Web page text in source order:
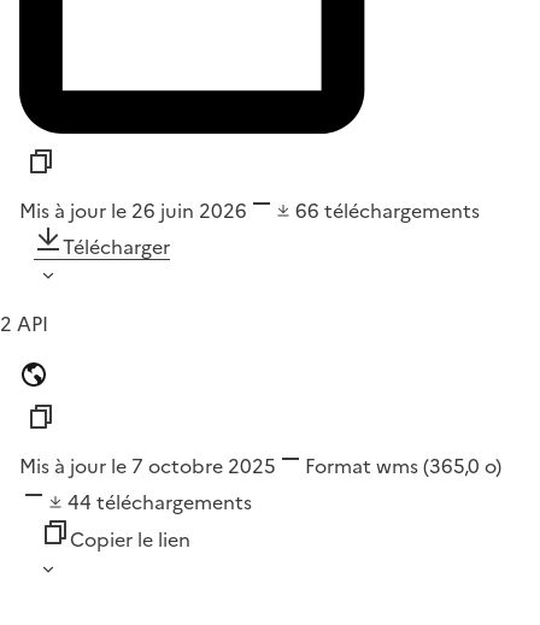
Mis à jour le 26 juin 2026 66 téléchargements
Télécharger
2 API
Mis à jour le 7 octobre 2025 Format wms(365,0 o)
44 téléchargements
Copier le lien